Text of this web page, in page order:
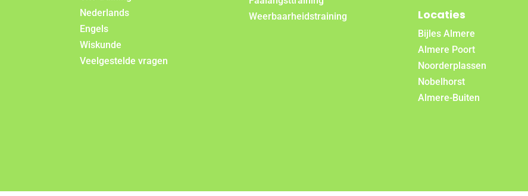
Nederlands
Engels
Wiskunde
Veelgestelde vragen
Weerbaarheidstraining
Locaties
Bijles Almere
Almere Poort
Noorderplassen
Nobelhorst
Almere-Buiten